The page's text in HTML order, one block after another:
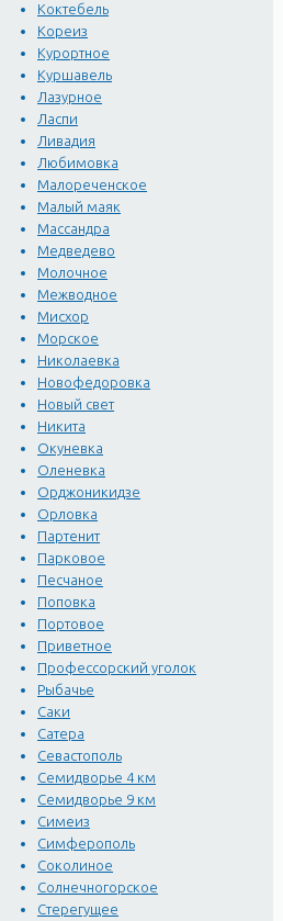
Коктебель
Кореиз
Курортное
Куршавель
Лазурное
Ласпи
Ливадия
Любимовка
Малореченское
Малый маяк
Массандра
Медведево
Молочное
Межводное
Мисхор
Морское
Николаевка
Новофедоровка
Новый свет
Никита
Окуневка
Оленевка
Орджоникидзе
Орловка
Партенит
Парковое
Песчаное
Поповка
Портовое
Приветное
Профессорский уголок
Рыбачье
Саки
Сатера
Севастополь
Семидворье 4 км
Семидворье 9 км
Симеиз
Симферополь
Соколиное
Солнечногорское
Стерегущее